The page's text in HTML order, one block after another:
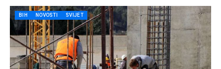
BIH NOVOSTI SVIJET